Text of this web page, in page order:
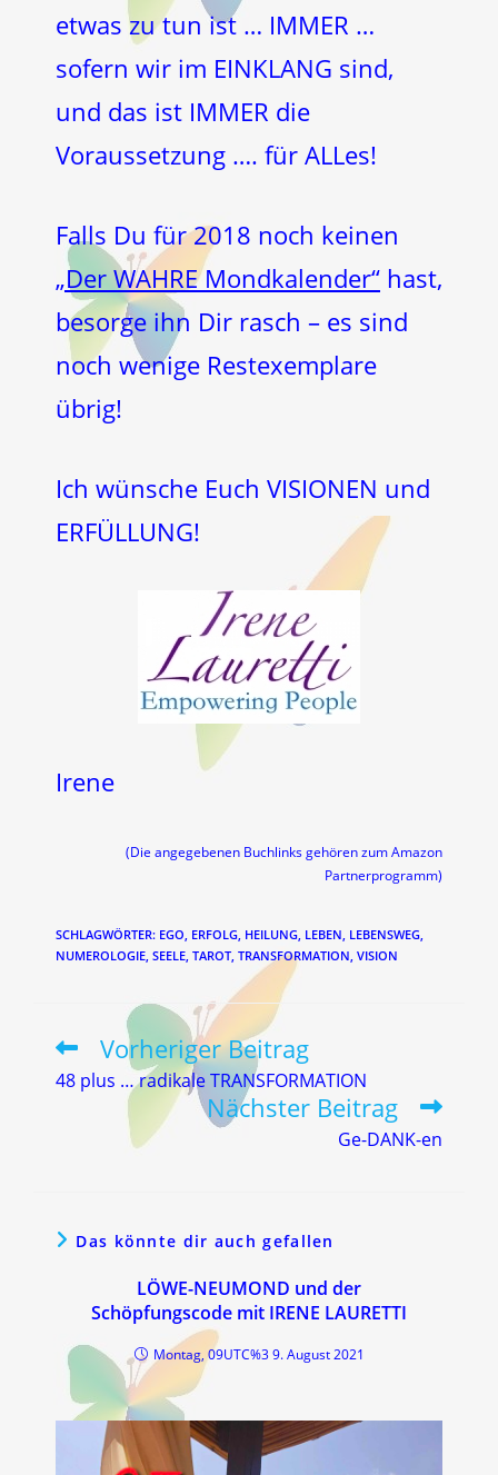
etwas zu tun ist … IMMER …
sofern wir im EINKLANG sind,
und das ist IMMER die
Voraussetzung …. für ALLes!
Falls Du für 2018 noch keinen
„Der WAHRE Mondkalender“ hast,
besorge ihn Dir rasch – es sind
noch wenige Restexemplare
übrig!
Ich wünsche Euch VISIONEN und
ERFÜLLUNG!
Irene
(Die angegebenen Buchlinks gehören zum Amazon
Partnerprogramm)
SCHLAGWÖRTER: EGO, ERFOLG, HEILUNG, LEBEN, LEBENSWEG,
NUMEROLOGIE, SEELE, TAROT, TRANSFORMATION, VISION
Weitere
Artikel
ansehen
Vorheriger Beitrag
48 plus … radikale TRANSFORMATION
Nächster Beitrag
Ge-DANK-en
Das könnte dir auch gefallen
LÖWE-NEUMOND und der
Schöpfungscode mit IRENE LAURETTI
Montag, 09UTC%3 9. August 2021